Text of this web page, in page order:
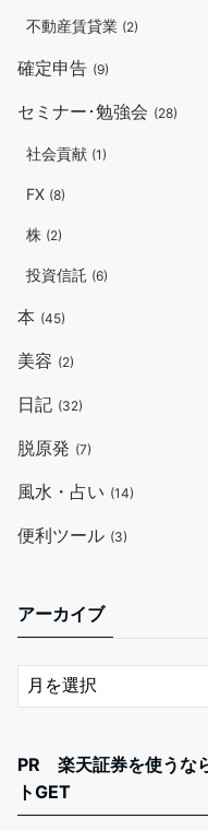
不動産賃貸業 (2)
確定申告 (9)
セミナー･勉強会 (28)
社会貢献 (1)
FX (8)
株 (2)
投資信託 (6)
本 (45)
美容 (2)
日記 (32)
脱原発 (7)
風水・占い (14)
便利ツール (3)
アーカイブ
PR 楽天証券を使うな
トGET